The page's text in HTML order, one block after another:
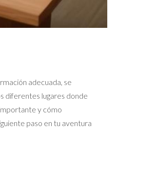
adecuada, se
diferentes lugares donde
y cómo
paso en tu aventura